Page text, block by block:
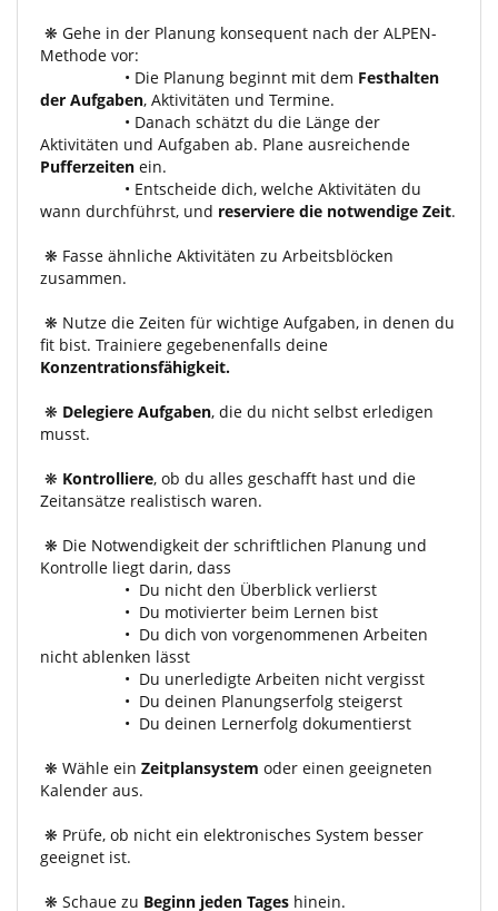
❋ Gehe in der Planung konsequent nach der ALPEN-
Methode vor:
• Die Planung beginnt mit dem Festhalten
der Aufgaben, Aktivitäten und Termine.
• Danach schätzt du die Länge der
Aktivitäten und Aufgaben ab. Plane ausreichende
Pufferzeiten ein.
• Entscheide dich, welche Aktivitäten du
wann durchführst, und reserviere die notwendige Zeit.
❋ Fasse ähnliche Aktivitäten zu Arbeitsblöcken
zusammen.
❋ Nutze die Zeiten für wichtige Aufgaben, in denen du
fit bist. Trainiere gegebenenfalls deine
Konzentrationsfähigkeit.
❋ Delegiere Aufgaben, die du nicht selbst erledigen
musst.
❋ Kontrolliere, ob du alles geschafft hast und die
Zeitansätze realistisch waren.
❋ Die Notwendigkeit der schriftlichen Planung und
Kontrolle liegt darin, dass
• Du nicht den Überblick verlierst
• Du motivierter beim Lernen bist
• Du dich von vorgenommenen Arbeiten
nicht ablenken lässt
• Du unerledigte Arbeiten nicht vergisst
• Du deinen Planungserfolg steigerst
• Du deinen Lernerfolg dokumentierst
❋ Wähle ein Zeitplansystem oder einen geeigneten
Kalender aus.
❋ Prüfe, ob nicht ein elektronisches System besser
geeignet ist.
❋ Schaue zu Beginn jeden Tages hinein.